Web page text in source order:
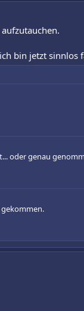
bin jetzt sinnlos
oder genau
gekommen.